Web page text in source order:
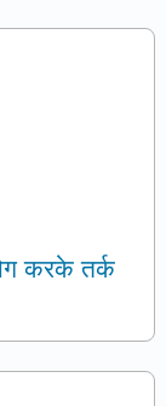
करके तर्क